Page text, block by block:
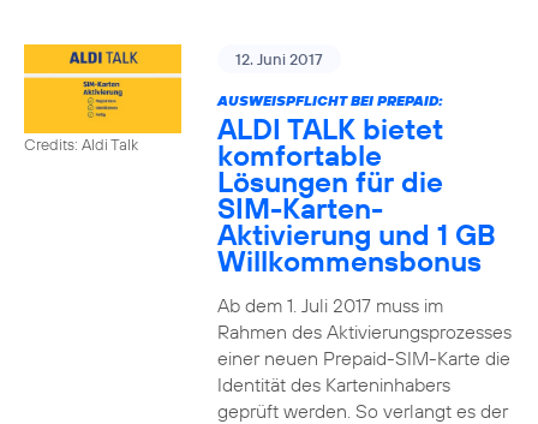
Credits: Aldi Talk
12. Juni 2017
AUSWEISPFLICHT BEI PREPAID:
ALDI TALK bietet
komfortable
Lösungen für die
SIM-Karten-
Aktivierung und 1 GB
Willkommensbonus
Ab dem 1. Juli 2017 muss im
Rahmen des Aktivierungsprozesses
einer neuen Prepaid-SIM-Karte die
Identität des Karteninhabers
geprüft werden. So verlangt es der